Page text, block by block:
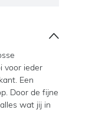
voor ieder
Een
Door de fijne
wat jij in